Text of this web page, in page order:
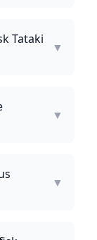
Tataki
▼
▼
▼